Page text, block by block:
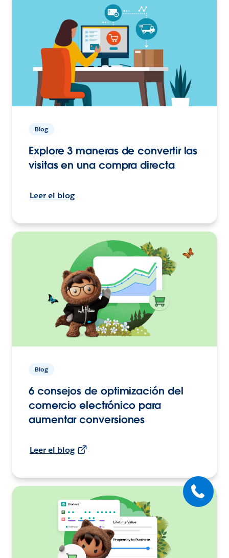
Blog
Explore 3 maneras de convertir las
visitas en una compra directa
Leer el blog
Blog
6 consejos de optimización del
comercio electrónico para
aumentar conversiones
Leer el blog